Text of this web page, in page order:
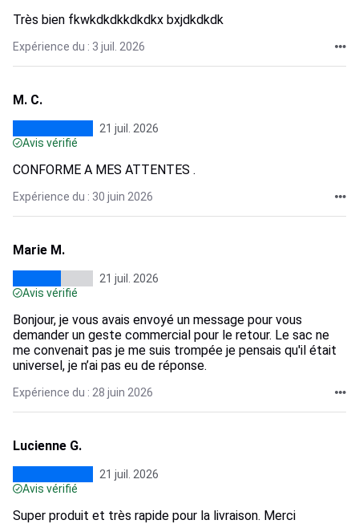
Très bien fkwkdkdkkdkdkx bxjdkdkdk
Expérience du : 3 juil. 2026
M. C.
21 juil. 2026
Avis vérifié
CONFORME A MES ATTENTES .
Expérience du : 30 juin 2026
Marie M.
21 juil. 2026
Avis vérifié
Bonjour, je vous avais envoyé un message pour vous
demander un geste commercial pour le retour. Le sac ne
me convenait pas je me suis trompée je pensais qu'il était
universel, je n’ai pas eu de réponse.
Expérience du : 28 juin 2026
Lucienne G.
21 juil. 2026
Avis vérifié
Super produit et très rapide pour la livraison. Merci